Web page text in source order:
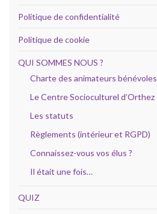
Politique de confidentialité
Politique de cookie
QUI SOMMES NOUS ?
Charte des animateurs bénévoles
Le Centre Socioculturel d’Orthez
Les statuts
Règlements (intérieur et RGPD)
Connaissez-vous vos élus ?
Il était une fois…
QUIZ